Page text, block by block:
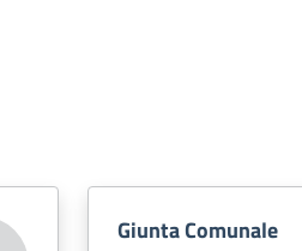
Giunta Comunale